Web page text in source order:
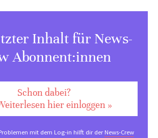
Inhalt für News-
Abonnent:innen
Schon dabei?
hier einloggen »
mit dem Log-in hilft dir derNews-Crew